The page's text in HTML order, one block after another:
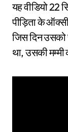
यह वीडियो 22
पीड़िता के
जिस दिन उसको
था, उसकी